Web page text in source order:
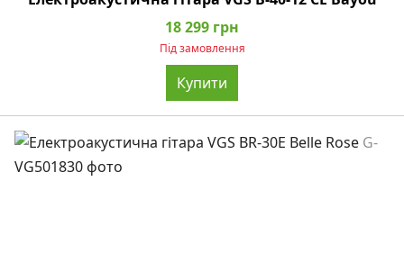
18 299 грн
Під замовлення
Купити